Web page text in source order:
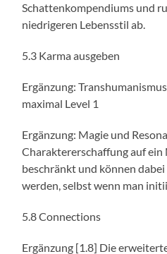
Schattenkompendiums und
niedrigeren Lebensstil ab.
5.3 Karma ausgeben
Ergänzung:
maximal Level 1
Ergänzung: Magie und
Charaktererschaffung auf ein
beschränkt und können
werden, selbst wenn man
5.8 Connections
Ergänzung [1.8] Die